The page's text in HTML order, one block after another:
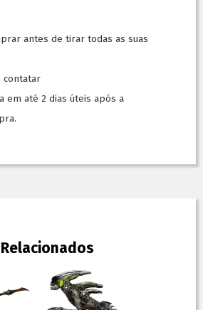
antes de tirar todas as suas
contatar
em até 2 dias úteis após a